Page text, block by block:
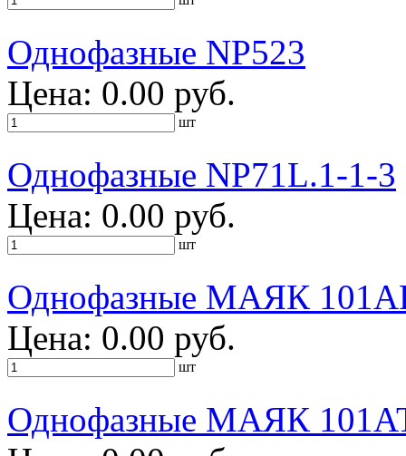
Однофазные NP523
Цена: 0.00 руб.
шт
Однофазные NP71L.1-1-3
Цена: 0.00 руб.
шт
Однофазные МАЯК
Цена: 0.00 руб.
шт
Однофазные МАЯК